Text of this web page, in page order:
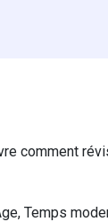
comment
Temps